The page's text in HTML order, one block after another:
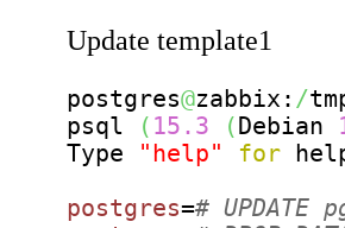
Update template1
​postgres@zabbix: /
psql
( 15.3 ( Debian
Type
"help" for
postgres=# UPDATE